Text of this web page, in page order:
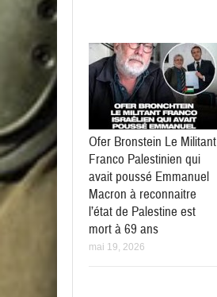
Ofer Bronstein Le Militant
Franco Palestinien qui
avait poussé Emmanuel
Macron à reconnaitre
l’état de Palestine est
mort à 69 ans
mai 19, 2026